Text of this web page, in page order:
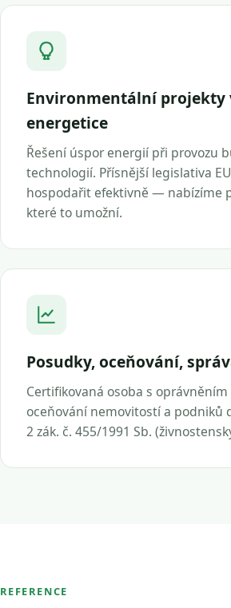
Environmentální projekty
energetice
Řešení úspor energií při provozu
technologií. Přísnější legislativa
hospodařit efektivně — nabízíme
které to umožní.
Posudky, oceňování,
Certifikovaná osoba s
oceňování nemovitostí a podniků
2 zák. č. 455/1991 Sb.
REFERENCE